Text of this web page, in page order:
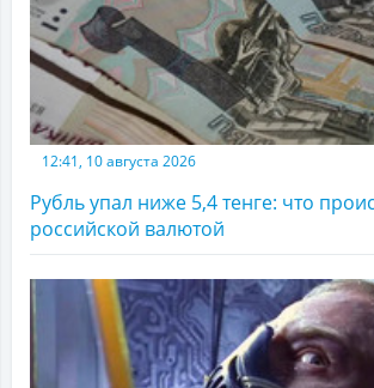
12:41, 10 августа 2026
Рубль упал ниже 5,4 тенге: что
российской валютой